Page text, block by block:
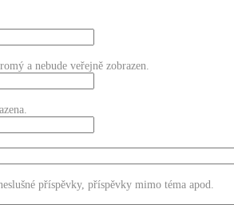
a nebude veřejně zobrazen.
příspěvky, příspěvky mimo téma apod.